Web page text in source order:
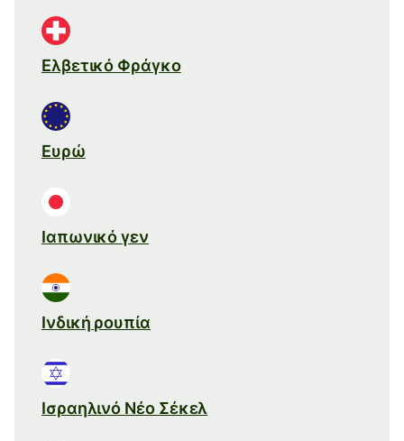
Ελβετικό Φράγκο
Ευρώ
Ιαπωνικό γεν
Ινδική ρουπία
Ισραηλινό Νέο Σέκελ